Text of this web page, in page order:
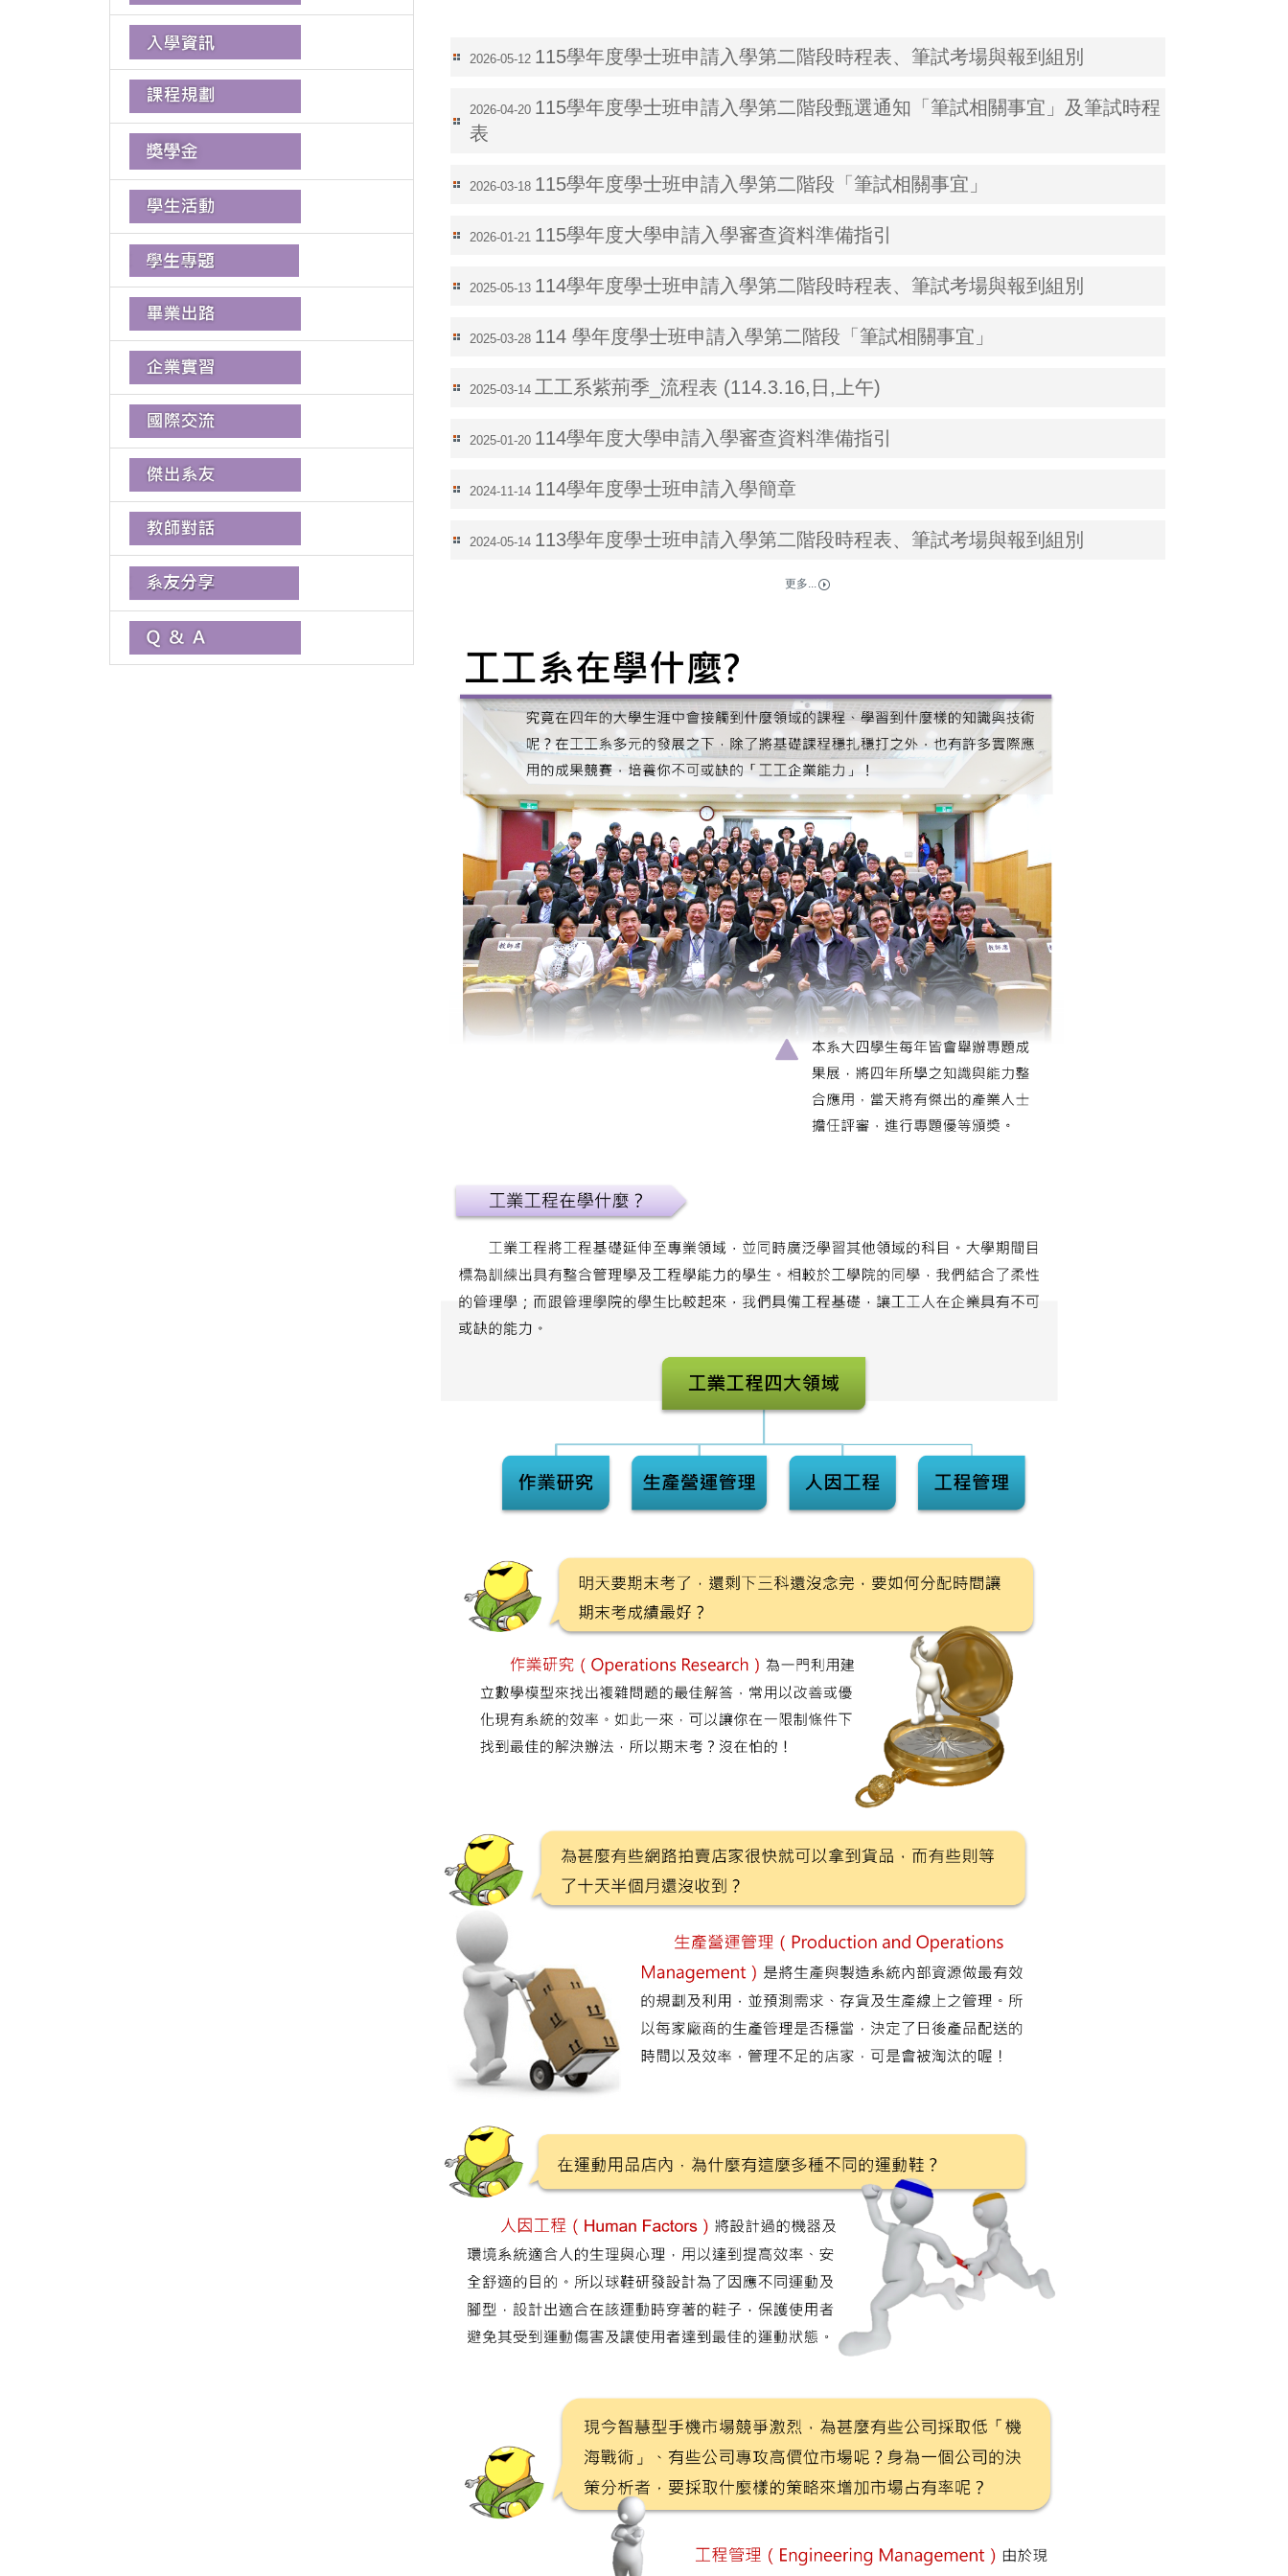
2026-05-12 115學年度學士班申請入學第二階段時程表、筆試考場與報到組別
2026-04-20 115學年度學士班申請入學第二階段甄選通知「筆試相關事宜」及筆試時程
表
2026-03-18 115學年度學士班申請入學第二階段「筆試相關事宜」
2026-01-21 115學年度大學申請入學審查資料準備指引
2025-05-13 114學年度學士班申請入學第二階段時程表、筆試考場與報到組別
2025-03-28 114 學年度學士班申請入學第二階段「筆試相關事宜」
2025-03-14 工工系紫荊季_流程表 (114.3.16,日,上午)
2025-01-20 114學年度大學申請入學審查資料準備指引
2024-11-14 114學年度學士班申請入學簡章
2024-05-14 113學年度學士班申請入學第二階段時程表、筆試考場與報到組別
更多...